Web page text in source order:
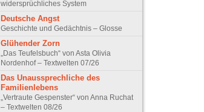
widersprüchliches System
Deutsche Angst
Geschichte und Gedächtnis – Glosse
Glühender Zorn
„Das Teufelsbuch“ von Asta Olivia
Nordenhof – Textwelten 07/26
Das Unaussprechliche des
Familienlebens
„Vertraute Gespenster“ von Anna Ruchat
– Textwelten 08/26